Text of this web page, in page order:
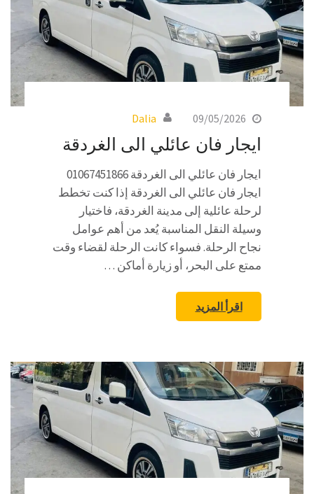
09/05/2026
Dalia
ايجار فان عائلي الى الغردقة
ايجار فان عائلي الى الغردقة 01067451866
ايجار فان عائلي الى الغردقة إذا كنت تخطط
لرحلة عائلية إلى مدينة الغردقة، فاختيار
وسيلة النقل المناسبة يُعد من أهم عوامل
نجاح الرحلة. فسواء كانت الرحلة لقضاء وقت
ممتع على البحر، أو زيارة أماكن …
اقرأ المزيد